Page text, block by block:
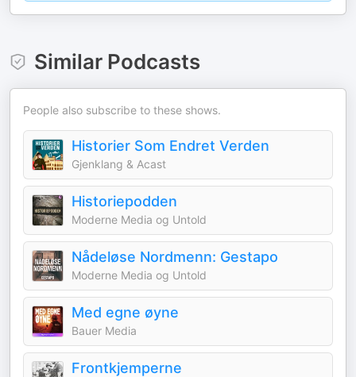
Similar Podcasts
People also subscribe to these shows.
Historier Som Endret Verden
Gjenklang & Acast
Historiepodden
Moderne Media og Untold
Nådeløse Nordmenn: Gestapo
Moderne Media og Untold
Med egne øyne
Bauer Media
Frontkjemperne